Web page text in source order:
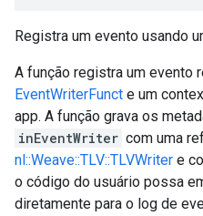
Registra um evento usando
A função registra um evento
EventWriterFunct e um
app. A função grava os
inEventWriter com uma
nl::Weave::TLV::TLVWriter e
o código do usuário possa
diretamente para o log de